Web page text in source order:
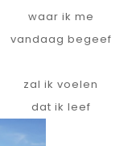
waar ik me
vandaag begeef
zal ik voelen
dat ik leef